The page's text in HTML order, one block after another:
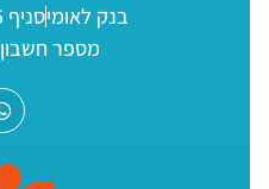
בנק לאומיסניף 905
מספר חשבון 161800/80